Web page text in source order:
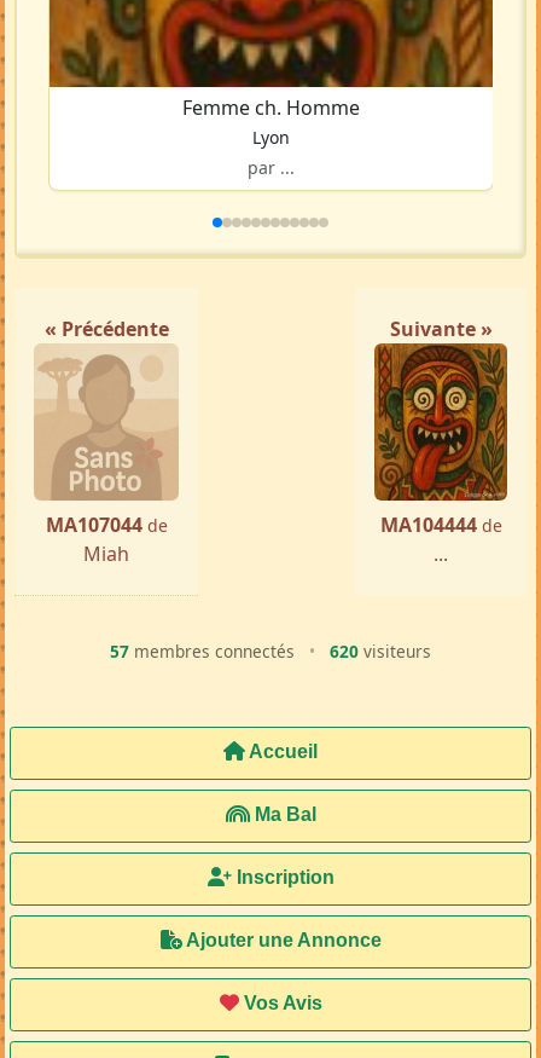
Femme ch. Homme
Lyon
par ...
« Précédente
MA107044 de
Miah
Suivante »
MA104444 de
...
57 membres connectés • 620 visiteurs
Accueil
Ma Bal
Inscription
Ajouter une Annonce
Vos Avis